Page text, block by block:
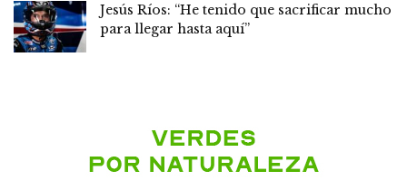
Jesús Ríos: “He tenido que sacrificar mucho
para llegar hasta aquí”